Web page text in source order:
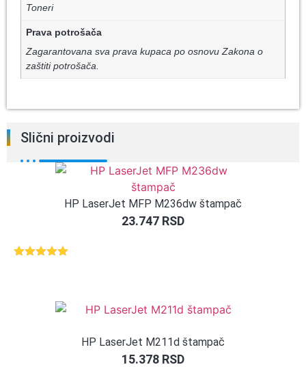
Toneri
Prava potrošača
Zagarantovana sva prava kupaca po osnovu Zakona o
zaštiti potrošača.
Slični proizvodi
HP LaserJet MFP M236dw štampač
23.747 RSD
HP LaserJet M211d štampač
15.378 RSD